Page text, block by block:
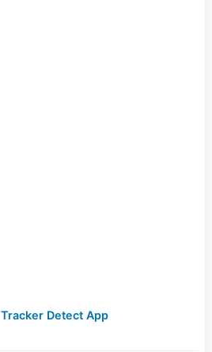
Tracker Detect App